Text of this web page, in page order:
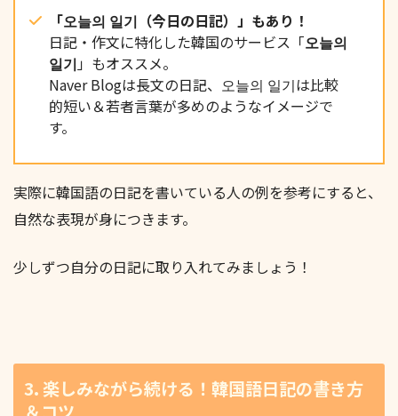
「오늘의 일기（今日の日記）」もあり！
日記・作文に特化した韓国のサービス「오늘의
일기」もオススメ。
Naver Blogは長文の日記、오늘의 일기は比較
的短い＆若者言葉が多めのようなイメージで
す。
実際に韓国語の日記を書いている人の例を参考にすると、
自然な表現が身につきます。
少しずつ自分の日記に取り入れてみましょう！
3. 楽しみながら続ける！韓国語日記の書き方